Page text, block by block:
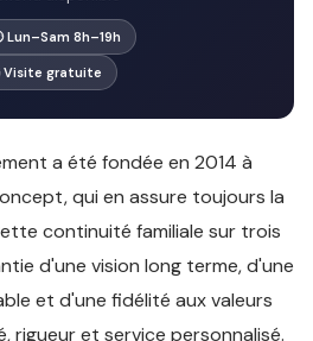
Lun–Sam 8h–19h
Visite gratuite
a été fondée en 2014 à
qui en assure toujours la
continuité familiale sur trois
d'une vision long terme, d'une
et d'une fidélité aux valeurs
rigueur et service personnalisé.